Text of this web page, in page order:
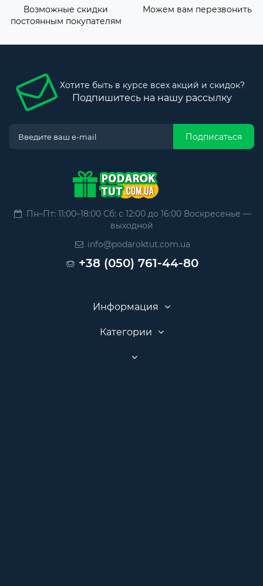
Возможные скидки
постоянным покупателям
Можем вам перезвонить
Хотите быть в курсе всех акций и скидок?
Подпишитесь на нашу рассылку
Подписаться
Пн–Пт: 11:00–18:00 Сб: с 12:00 до 16:00 Воскресенье —
выходной
info@podaroktut.com.ua
+38 (050) 761-44-80
Информация
Категории